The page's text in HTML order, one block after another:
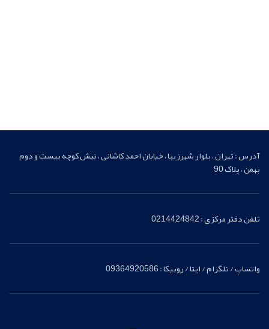
آدرس : تهران ، بلوار شهرزیبا ، خیابان احمد کاشانی ، نبش کوچه بیست و دوم
بهمن ، پلاک 90
تلفن دفتر مرکزی : 0214424842
واتساپ / تلگرام / ایتا / روبیکا : 09364920586